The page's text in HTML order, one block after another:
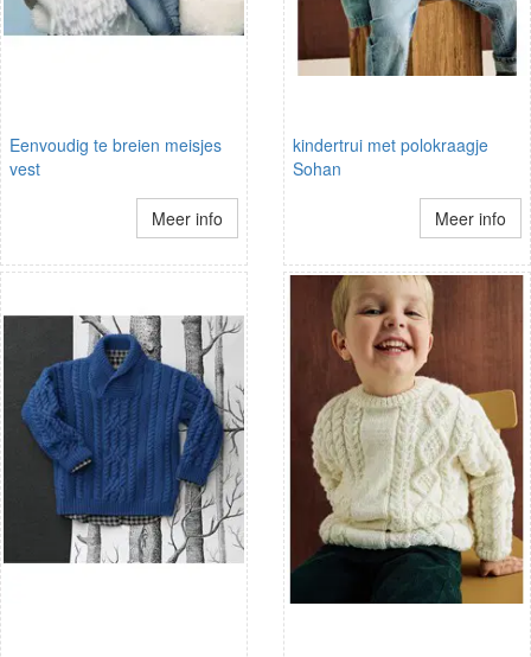
Eenvoudig te breien meisjes
vest
Meer info
kindertrui met polokraagje
Sohan
Meer info